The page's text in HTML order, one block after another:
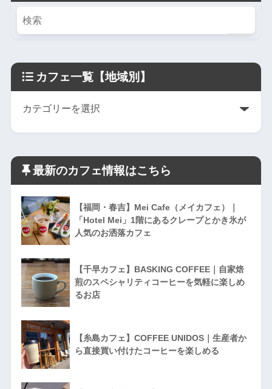
カフェ一覧【地域別】
最新のカフェ情報はこちら
【福岡・春吉】Mei Cafe（メイカフェ）｜
「Hotel Mei」1階にあるクレープとかき氷が
人気のお洒落カフェ
【千早カフェ】BASKING COFFEE｜自家焙
煎のスペシャリティコーヒーを気軽に楽しめ
るお店
【糸島カフェ】COFFEE UNIDOS｜生産者か
ら直接買い付けたコーヒーを楽しめる